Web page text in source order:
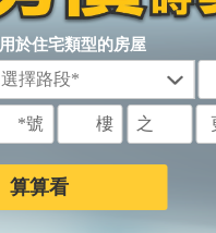
購售屋稅費短片
政大永慶房價指數
於住宅類型的房屋
*號 樓 之
算算看